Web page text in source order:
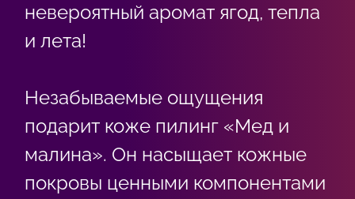
невероятный аромат ягод, тепла
и лета!
Незабываемые ощущения
подарит коже пилинг «Мед и
малина». Он насыщает кожные
покровы ценными компонентами